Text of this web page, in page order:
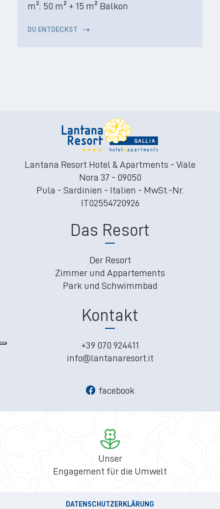
m²: 50 m² + 15 m² Balkon
DU ENTDECKST
Lantana Resort Hotel & Apartments - Viale
Nora 37 - 09050
Pula - Sardinien - Italien - MwSt.-Nr.
IT02554720926
Das Resort
Der Resort
Zimmer und Appartements
Park und Schwimmbad
Kontakt
+39 070 924411
info@lantanaresort.it
facebook
Unser
Engagement für die Umwelt
DATENSCHUTZERKLÄRUNG